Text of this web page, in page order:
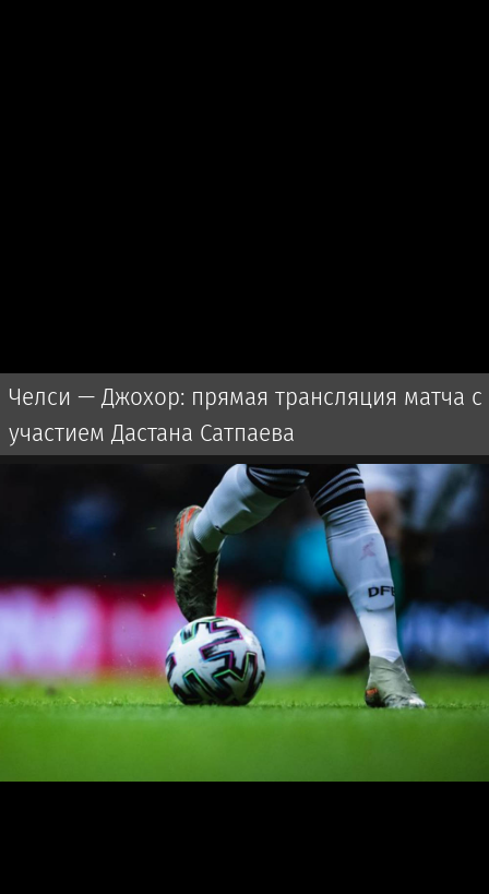
Челси — Джохор: прямая трансляция матча с
участием Дастана Сатпаева